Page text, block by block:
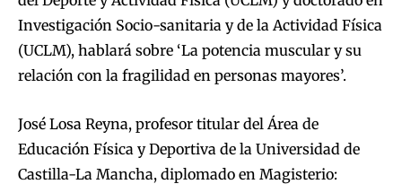
Investigación Socio-sanitaria y de la Actividad Física
(UCLM), hablará sobre ‘La potencia muscular y su
relación con la fragilidad en personas mayores’.
José Losa Reyna, profesor titular del Área de
Educación Física y Deportiva de la Universidad de
Castilla-La Mancha, diplomado en Magisterio: